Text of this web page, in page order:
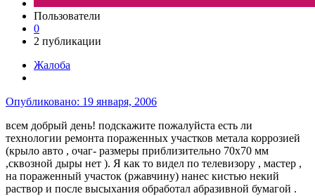
Пользователи
0
2 публикации
Жалоба
Опубликовано: 19 января, 2006
всем добрый день! подскажите пожалуйста есть ли
технологии ремонта пораженных участков метала коррозией
(крыло авто , очаг- размеры приблизительно 70х70 мм
,сквозной дыры нет ). Я как то видел по телевизору , мастер ,
на пораженный участок (ржавчину) нанес кистью некий
раствор и после высыхания обработал абразивной бумагой .